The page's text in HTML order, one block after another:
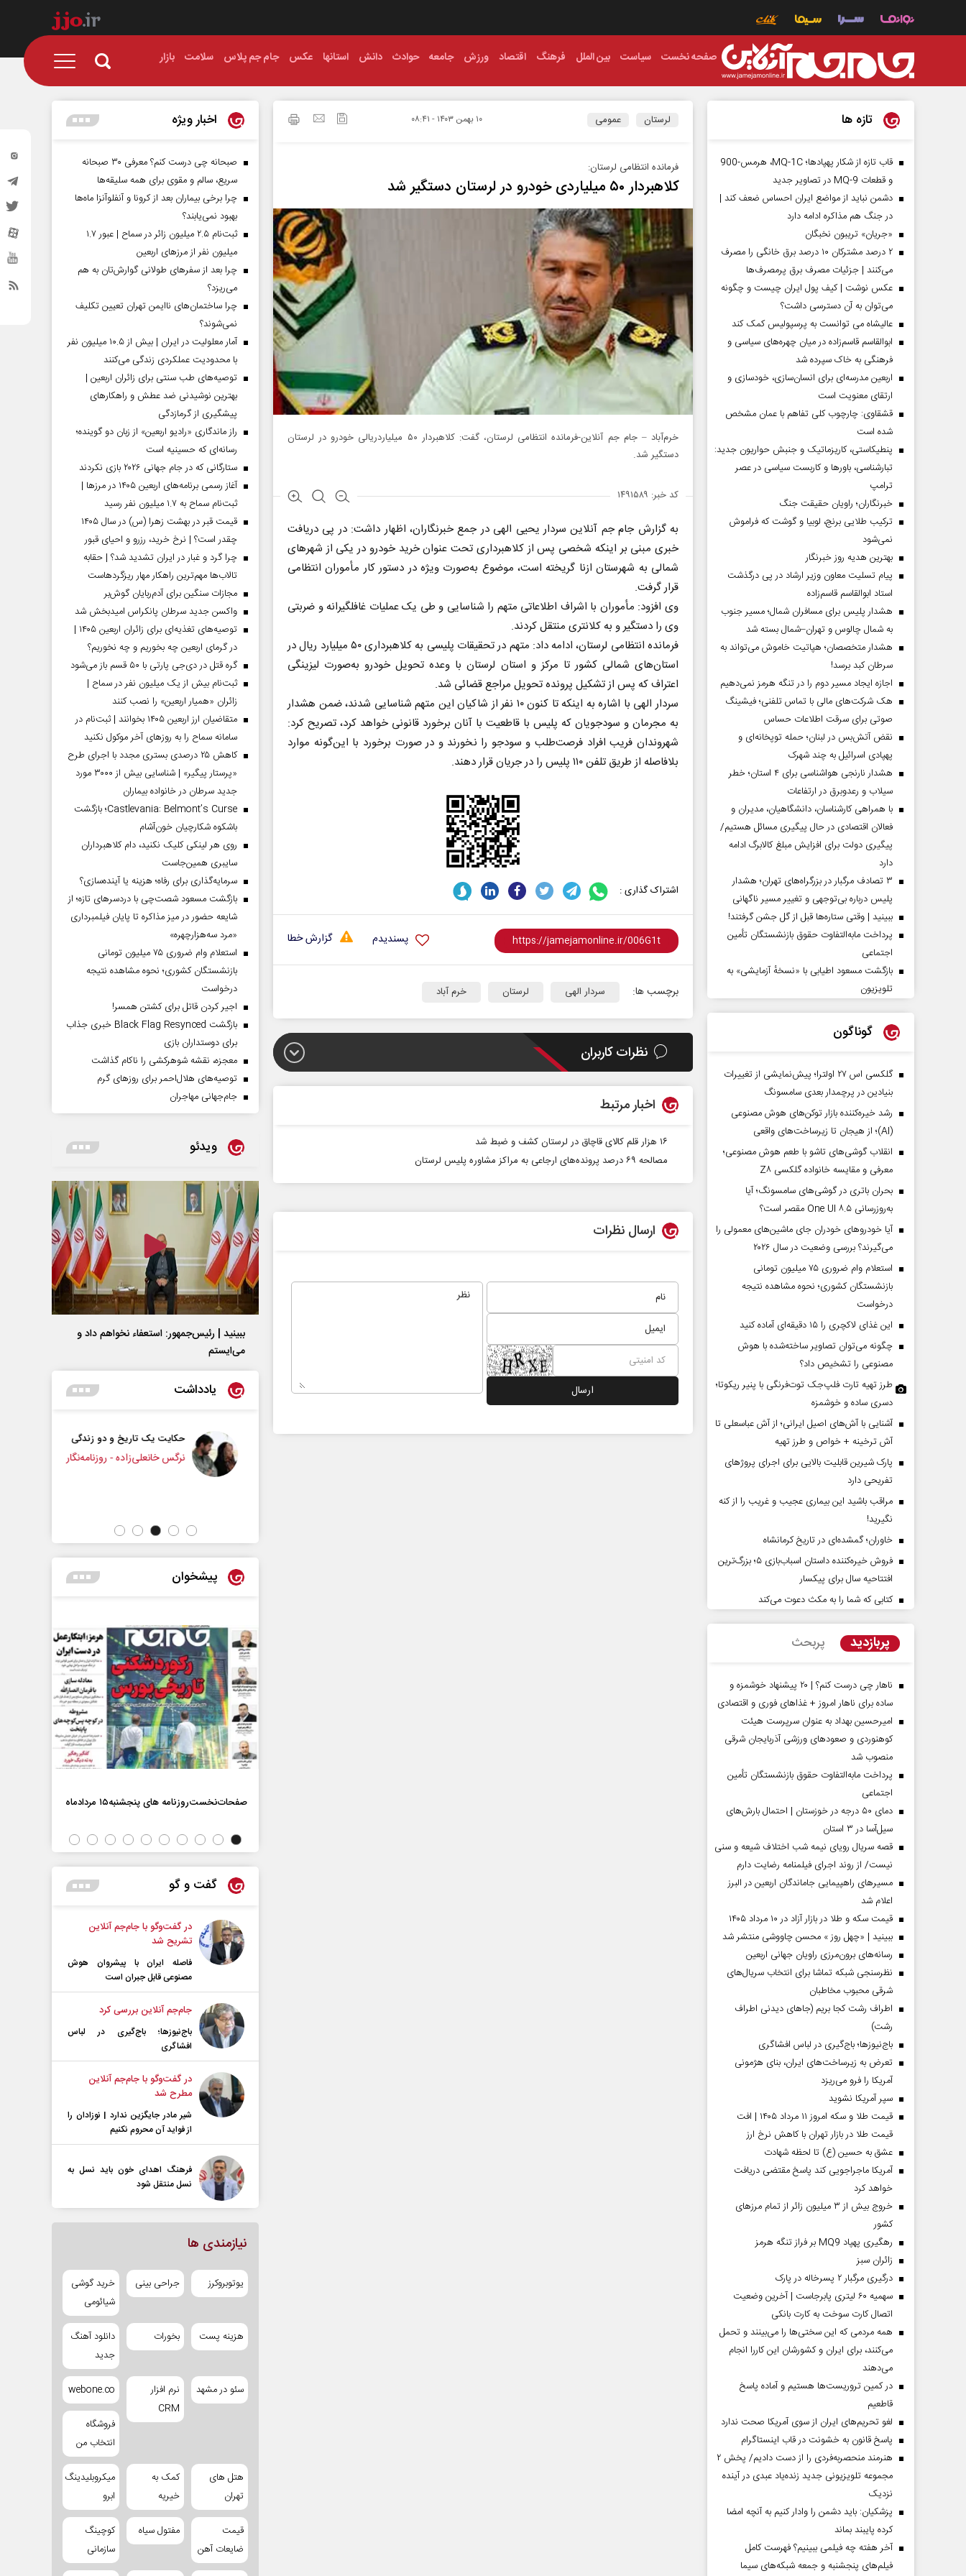
صفحه نخست سیاست بین الملل فرهنگ اقتصاد ورزش جامعه حوادث دانش استانها عکس جام جم پلاس سلامت بازار
لرستان عمومی ۱۰ بهمن ۱۴۰۳ - ۰۸:۴۱
فرمانده انتظامی لرستان:
کلاهبردار ۵۰ میلیاردی خودرو در لرستان دستگیر شد
خرم‌آباد – جام جم آنلاین-فرمانده انتظامی لرستان، گفت: کلاهبردار ۵۰ میلیاردریالی خودرو در لرستان
دستگیر شد.
کد خبر: ۱۴۹۱۵۸۹
به گزارش جام جم آنلاین سردار یحیی الهی در جمع خبرنگاران، اظهار داشت: در پی دریافت
خبری مبنی بر اینکه شخصی پس از کلاهبرداری تحت عنوان خرید خودرو در یکی از شهرهای
شمالی به شهرستان ازنا گریخته است، موضوع به‌صورت ویژه در دستور کار مأموران انتظامی
قرار گرفت.
وی افزود: مأموران با اشراف اطلاعاتی متهم را شناسایی و طی یک عملیات غافلگیرانه و ضربتی
وی را دستگیر و به کلانتری منتقل کردند.
فرمانده انتظامی لرستان، ادامه داد: متهم در تحقیقات پلیسی به کلاهبرداری ۵۰ میلیارد ریال در
استان‌های شمالی کشور تا مرکز و استان لرستان با وعده تحویل خودرو به‌صورت لیزینگی
اعتراف که پس از تشکیل پرونده تحویل مراجع قضائی شد.
سردار الهی با اشاره به اینکه تا کنون ۱۰ نفر از شاکیان این متهم شناسایی شدند، ضمن هشدار
به مجرمان و سودجویان که پلیس با قاطعیت با آنان برخورد قانونی خواهد کرد، تصریح کرد:
شهروندان فریب افراد فرصت‌طلب و سودجو را نخورند و در صورت برخورد با این‌گونه موارد
بلافاصله از طریق تلفن ۱۱۰ پلیس را در جریان قرار دهند.
اشتراک گذاری :
گزارش خطا پسندیدم
برچسب ها: سردار الهی لرستان خرم آباد
نظرات کاربران
اخبار مرتبط
۱۶ هزار قلم کالای قاچاق در لرستان کشف و ضبط شد
مصالحه ۶۹ درصد پرونده‌های ارجاعی به مراکز مشاوره پلیس لرستان
ارسال نظرات
تازه ها
قاب تازه از شکار پهپادها؛ MQ-1C، هرمس-900
و قطعات MQ-9 در تصاویر جدید
دشمن نباید از مواضع ایران احساس ضعف کند |
در جنگ هم مذاکره ادامه دارد
«جریان» تریبون نخبگان
۲ درصد مشترکان ۱۰ درصد برق خانگی را مصرف
می‌کنند | جزئیات مصرف برق پرمصرف‌ها
عکس نوشت | کیف پول ایران چیست و چگونه
می‌توان به آن دسترسی داشت؟
عالیشاه می توانست به پرسپولیس کمک کند
ابوالقاسم قاسم‌زاده در میان چهره‌های سیاسی و
فرهنگی به خاک سپرده شد
اربعین مدرسه‌ای برای انسان‌سازی، خودسازی و
ارتقای معنویت است
قشقاوی: چارچوب کلی تفاهم با عمان مشخص
شده است
پنطیکاستی، کاریزماتیک و جنبش حواریون جدید:
تبارشناسی، باور‌ها و کاربست سیاسی در عصر
ترامپ
خبرنگاران؛ راویان حقیقت جنگ
ترکیب طلایی برنج، لوبیا و گوشت که فراموش
نمی‌شود
بهترین هدیه روز خبرنگار
پیام تسلیت معاون وزیر ارشاد در پی درگذشت
استاد ابوالقاسم قاسم‌زاده
هشدار پلیس برای مسافران شمال؛ مسیر جنوب
به شمال چالوس و تهران–شمال بسته شد
هشدار متخصصان؛ هپاتیت خاموش می‌تواند به
سرطان کبد برسد!
اجازه ایجاد مسیر دوم را در تنگه هرمز نمی‌دهیم
هک شرکت‌های مالی با تماس تلفنی؛ فیشینگ
صوتی برای سرقت اطلاعات حساس
نقض آتش‌بس در لبنان؛ حمله توپخانه‌ای و
پهپادی اسرائیل به چند شهرک
هشدار نارنجی هواشناسی برای ۴ استان؛ خطر
سیلاب و رعدوبرق در ارتفاعات
با همراهی کارشناسان، دانشگاهیان، مدیران و
فعالان اقتصادی در حال پیگیری مسائل هستیم/
پیگیری دولت برای افزایش مبلغ کالابرگ ادامه
دارد
۳ تصادف مرگبار در بزرگراه‌های تهران؛ هشدار
پلیس درباره بی‌توجهی و تغییر مسیر ناگهانی
ببینید | وقتی ستاره‌ها قبل از گل جشن گرفتند!
پرداخت مابه‌التفاوت حقوق بازنشستگان تأمین
اجتماعی
بازگشت مسعود اطیابی با «نسخهٔ آزمایشی» به
تلویزیون
گوناگون
گلکسی اس ۲۷ اولترا؛ پیش‌نمایشی از تغییرات
بنیادین در پرچمدار بعدی سامسونگ
رشد خیره‌کننده بازار توکن‌های هوش مصنوعی
(AI)؛ از هیجان تا زیرساخت‌های واقعی
انقلاب گوشی‌های تاشو‌ با طعم هوش مصنوعی؛
معرفی و مقایسه خانواده گلکسی Z۸
بحران باتری در گوشی‌های سامسونگ؛ آیا
به‌روزرسانی One UI ۸.۵ مقصر است؟
آیا خودروهای خودران جای ماشین‌های معمولی را
می‌گیرند؟ بررسی وضعیت در سال ۲۰۲۶
استعلام وام ضروری ۷۵ میلیون تومانی
بازنشستگان کشوری؛ نحوه مشاهده نتیجه
درخواست
این غذای لاکچری را ۱۵ دقیقه‌ای آماده کنید
چگونه می‌توان تصاویر ساخته‌شده با هوش
مصنوعی را تشخیص داد؟
طرز تهیه تارت فلپ‌جک توت‌فرنگی با پنیر ریکوتا؛
دسری ساده و خوشمزه
آشنایی با آش‌های اصیل ایرانی؛ از آش عباسعلی تا
آش ترخینه + خواص و طرز تهیه
پارک شیرین قابلیت‌ بالایی برای اجرای پروژهای
تفریحی دارد
مراقب باشید این بیماری عجیب و غریب را از کنه
نگیرید!
خاوران؛ گمشده‌ای در تاریخ کرمانشاه
فروش خیره‌کننده داستان اسباب‌بازی ۵؛ بزرگ‌ترین
افتتاحیه سال برای پیکسار
کتابی که شما را به مکث دعوت می‌کند
پربازدید پربحث
ناهار چی درست کنم؟ | ۲۰ پیشنهاد خوشمزه و
ساده برای ناهار امروز + غذاهای فوری و اقتصادی
امیرحسین بهداد به عنوان سرپرست هیئت
کوهنوردی و صعودهای ورزشی آذربایجان شرقی
منصوب شد
پرداخت مابه‌التفاوت حقوق بازنشستگان تأمین
اجتماعی
دمای ۵۰ درجه در خوزستان | احتمال بارش‌های
سیل‌آسا در ۳ استان
قصه سریال رویای نیمه شب اختلاف شیعه و سنی
نیست/ از روند اجرای فیلمنامه رضایت دارم
مسیر‌های راهپیمایی جاماندگان اربعین در البرز
اعلام شد
قیمت سکه و طلا در بازار آزاد در ۱۰ مرداد ۱۴۰۵
ببینید | «چهل روز » محسن چاووشی منتشر شد
رسانه‌های برون‌مرزی راویان جهانی اربعین
نظرسنجی شبکه تماشا برای انتخاب سریال‌های
شرقی محبوب مخاطبان
اطراف رشت کجا بریم (جاهای دیدنی اطراف
رشت)
باج‌نیوزها؛ باج‌گیری در لباس افشاگری
تعرض به زیرساخت‌های ایران، بنای هژمونی
آمریکا را فرو می‌ریزد
سپر آمریکا نشوید
قیمت طلا و سکه امروز ۱۱ مرداد ۱۴۰۵ | افت
قیمت طلا در بازار تهران با کاهش نرخ ارز
عشق به حسین (ع) تا لحظه شهادت
آمریکا ماجراجویی کند پاسخ مقتضی دریافت
خواهد کرد
خروج بیش از ۳ میلیون زائر از تمام مرز‌های
کشور
رهگیری پهپاد MQ9 بر فراز تنگه هرمز
‌زائران سبز
درگیری مرگبار ۲ پسرخاله در پارک
سهمیه ۶۰ لیتری پابرجاست | آخرین وضعیت
اتصال کارت سوخت به کارت بانکی
همه مردمی که این سختی‌ها را می‌بینند و تحمل
می‌کنند، برای ایران و کشورشان این کاررا انجام
می‌دهند
در کمین تروریست‌ها هستیم و آماده پاسخ
قاطعیم
لغو تحریم‌های ایران از سوی آمریکا صحت ندارد
پاسخ قانون به خشونت در قاب اینستاگرام
هنرمند منحصر‌به‌فردی را از دست دادیم/ پخش ۲
مجموعه تلویزیونی جدید زنده‌یاد عبدی در آینده
نزدیک
پزشکیان: باید دشمن را وادار کنیم به آنچه امضا
کرده پایبند بماند
آخر هفته چه فیلمی ببینیم؟ فهرست کامل
فیلم‌های پنجشنبه و جمعه شبکه‌های سیما
اخبار ویژه
صبحانه چی درست کنم؟ معرفی ۳۰ صبحانه
سریع، سالم و مقوی برای همه سلیقه‌ها
چرا برخی بیماران بعد از کرونا و آنفلوآنزا ماه‌ها
بهبود نمی‌یابند؟
ثبت‌نام ۲.۵ میلیون زائر در سماح | عبور ۱.۷
میلیون نفر از مرز‌های اربعین
چرا بعد از سفرهای طولانی گوارش‌تان به هم
می‌ریزد؟
چرا ساختمان‌های ناایمن تهران تعیین تکلیف
نمی‌شوند؟
آمار معلولیت در ایران | بیش از ۱۰.۵ میلیون نفر
با محدودیت عملکردی زندگی می‌کنند
توصیه‌های طب سنتی برای زائران اربعین |
بهترین نوشیدنی ضد عطش و راهکارهای
پیشگیری از گرمازدگی
راز ماندگاری «رادیو اربعین» از زبان دو گوینده؛
رسانه‌ای که حسینیه است
ستارگانی که در جام جهانی ۲۰۲۶ بازی نکردند
آغاز رسمی برنامه‌های اربعین ۱۴۰۵ در مرز‌ها |
ثبت‌نام سماح به ۱.۷ میلیون نفر رسید
قیمت قبر در بهشت زهرا (س) در سال ۱۴۰۵
چقدر است؟ | نرخ خرید، رزرو و احیای قبور
چرا گرد و غبار در ایران تشدید شد؟ | حقابه
تالاب‌ها مهم‌ترین راهکار مهار ریزگردهاست
مجازات سنگین برای آدم‌ربایان گوش‌بر
واکسن جدید سرطان پانکراس امیدبخش شد
توصیه‌های تغذیه‌ای برای زائران اربعین ۱۴۰۵ |
در گرمای اربعین چه بخوریم و چه نخوریم؟
گره قتل در دی‌جی پارتی با ۵۰ قسم باز می‌شود
ثبت‌نام بیش از یک میلیون نفر در سماح |
زائران «همیار اربعین» را نصب کنند
متقاضیان ارز اربعین ۱۴۰۵ بخوانند | ثبت‌نام در
سامانه سماح را به روز‌های آخر موکول نکنید
کاهش ۲۵ درصدی بستری مجدد با اجرای طرح
«پرستار پیگیر» | شناسایی بیش از ۳۰۰۰ مورد
جدید سرطان در خانواده بیماران
Castlevania: Belmont’s Curse؛ بازگشت
باشکوه شکارچیان خون‌آشام
روی هر لینکی کلیک نکنید، دام کلاهبرداران
سایبری همین‌جاست
سرمایه‌گذاری برای رفاه؛ هزینه یا آینده‌سازی؟
بازگشت مسعود شصت‌چی با دردسر‌های تازه؛ از
شایعه حضور در میز مذاکره تا پایان فیلمبرداری
«مرد سه‌هزارچهره»
استعلام وام ضروری ۷۵ میلیون تومانی
بازنشستگان کشوری؛ نحوه مشاهده نتیجه
درخواست
اجیر کردن قاتل برای کشتن همسر!
بازگشت Black Flag Resynced خبری جذاب
برای دوستداران بازی
معجزه، نقشه شوهرکشی را ناکام گذاشت
توصیه‌های هلال‌احمر برای روز‌های گرم
جام‌جهانی مهاجران
ویدئو
ببینید | رئیس‌جمهور: استعفاء نخواهم داد و
می‌ایستم
یادداشت
پشت‌پرده تهدیدات کوتاه‏‌مدت و
عباس سلیمی‌نمین - تحلیلگر مسائل سیاسی
خبرنگار، محور پویایی و اعتبار
همه مدافع حرم هستیم حکایت یک تاریخ و دو زندگی
نرگس خانعلی‌زاده - روزنامه‌نگار
پیشخوان
صفحات نخست روزنامه ها‌ی‌سه‌شنبه ۶ مردادماه صفحات‌نخست‌روزنامه ها‌ی پنجشنبه‌۱۵ مردادماه
گفت و گو
در گفت‌و‌گو با جام‌جم آنلاین
تشریح شد
فاصله ایران با پیشرو‌ان هوش
مصنوعی قابل جبران است
جام‌جم آنلاین بررسی کرد
باج‌نیوزها؛ باج‌گیری در لباس
افشاگری
در گفت‌و‌گو با جام‌جم آنلاین
مطرح شد
شیر مادر جایگزین ندارد | نوزادان را
از فواید آن محروم نکنیم
فرهنگ اهدای خون باید نسل به
نسل منتقل شود
نیازمندی ها
یوتوبروکرز جراحی بینی
خرید گوشی
شیائومی
هزینه پست بخورات
دانلود آهنگ
جدید
سئو در مشهد
نرم افزار
CRM
webone.co
فروشگاه
انتخاب من
هتل های
تهران
کمک به
خیریه
میکروبلیدینگ
ابرو
قیمت
ضایعات آهن
مفتول سیاه
کوچینگ
سازمانی